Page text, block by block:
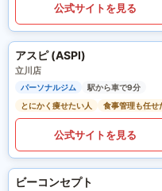
公式サイトを見る
アスピ (ASPI)
立川店
パーソナルジム
駅から車で9分
とにかく痩せたい人
食事管理も任せ
公式サイトを見る
ビーコンセプト